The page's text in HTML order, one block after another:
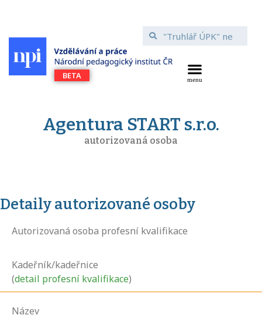
Agentura START s.r.o.
autorizovaná osoba
Detaily autorizované osoby
Autorizovaná osoba profesní kvalifikace
Kadeřník/kadeřnice
(detail profesní kvalifikace)
Název